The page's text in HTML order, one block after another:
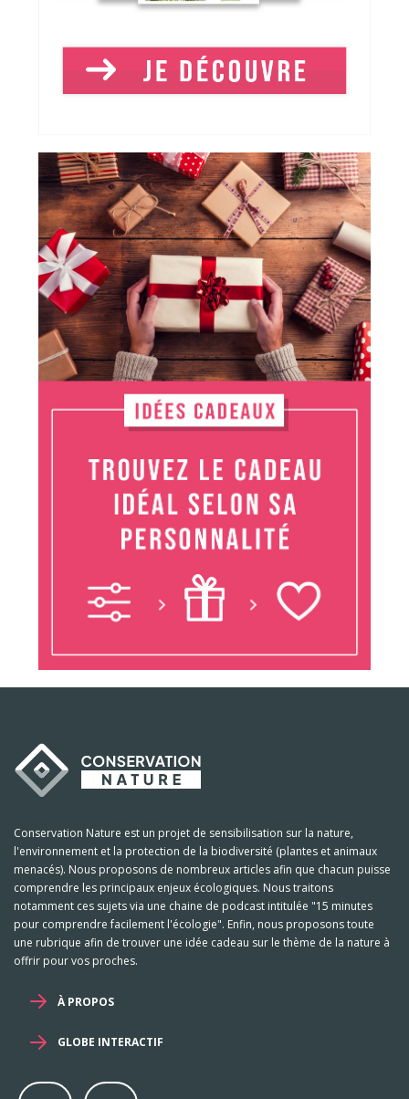
Conservation Nature est un projet de sensibilisation sur la nature,
l'environnement et la protection de la biodiversité (plantes et animaux
menacés). Nous proposons de nombreux articles afin que chacun puisse
comprendre les principaux enjeux écologiques. Nous traitons
notamment ces sujets via une chaine de podcast intitulée "15 minutes
pour comprendre facilement l'écologie". Enfin, nous proposons toute
une rubrique afin de trouver une idée cadeau sur le thème de la nature à
offrir pour vos proches.
À PROPOS
GLOBE INTERACTIF